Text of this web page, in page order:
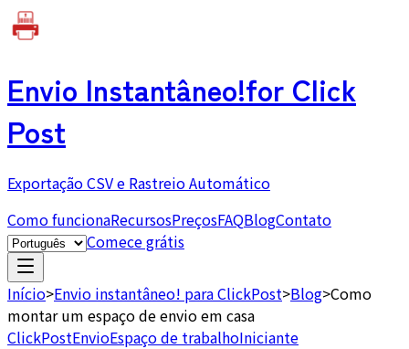
Envio Instantâneo!for Click
Post
Exportação CSV e Rastreio Automático
Como funcionaRecursosPreçosFAQBlogContato
Comece grátis
Início>Envio instantâneo! para ClickPost>Blog>Como
montar um espaço de envio em casa
ClickPostEnvioEspaço de trabalhoIniciante